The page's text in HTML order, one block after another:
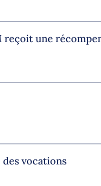
reçoit une
vocations